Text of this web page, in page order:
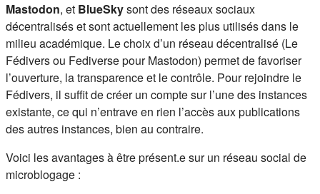
Mastodon, et BlueSkysont des réseaux sociaux
décentralisés et sont actuellement les plus utilisés dans le
milieu académique. Le choix d’un réseau décentralisé (Le
Fédivers ou Fediverse pour Mastodon) permet de favoriser
l’ouverture, la transparence et le contrôle. Pour rejoindre le
Fédivers, il suffit de créer un compte sur l’une des instances
existante, ce qui n’entrave en rien l’accès aux publications
des autres instances, bien au contraire.
Voici les avantages à être présent.e sur un réseau social de
microblogage :